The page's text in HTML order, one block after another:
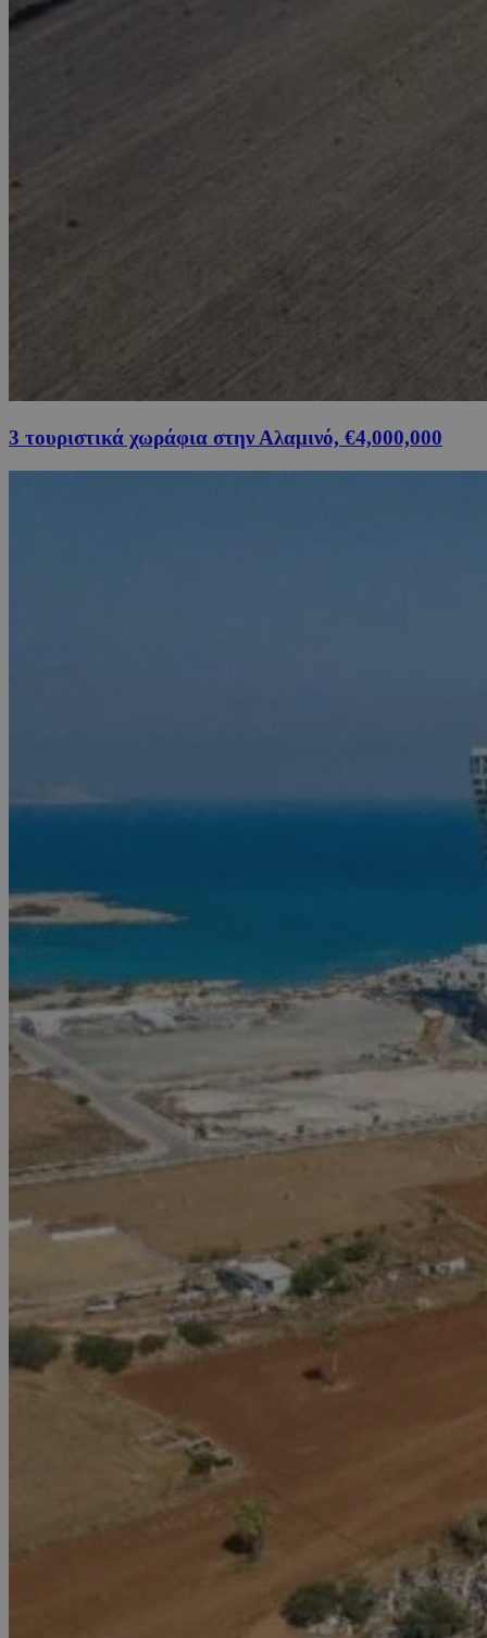
3 τουριστικά χωράφια στην Αλαμινό, €4,000,000